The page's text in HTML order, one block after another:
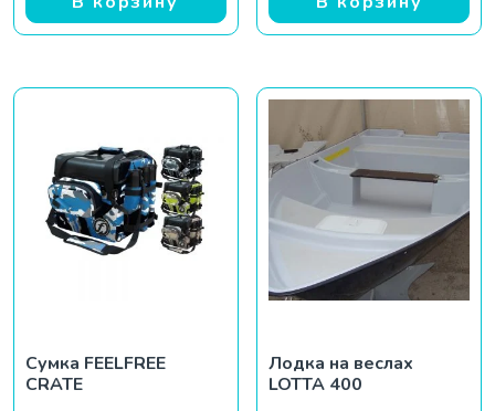
Сумка FEELFREE
CRATE
Лодка на веслах
LOTTA 400